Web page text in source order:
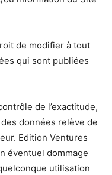
de modifier à tout
qui sont publiées
de l’exactitude,
données relève de
Edition Ventures
éventuel dommage
utilisation